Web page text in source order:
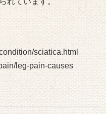
も、夜に足の痛みを感じ
ます。歩行や立ち仕事、
使うと、筋肉には小さな
軟性が低下し、こわばり
。筋肉の緊張が続くこと
やふくらはぎの違和感に